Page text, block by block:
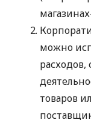
можно
расходов,
товаров